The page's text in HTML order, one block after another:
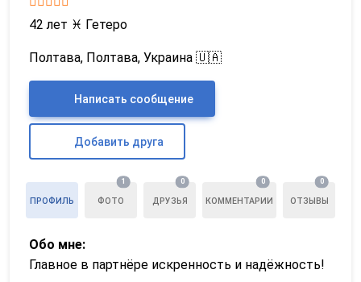
42 лет ♓ Гетеро
Полтава, Полтава, Украина 🇺🇦
Написать сообщение
Добавить друга
ПРОФИЛЬ ФОТО
1
ДРУЗЬЯ
0
КОММЕНТАРИИ
0
ОТЗЫВЫ
0
Обо мне:
Главное в партнёре искренность и надёжность!